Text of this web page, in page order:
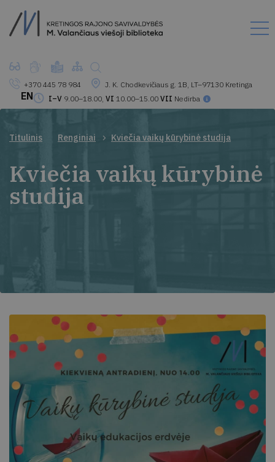
+370 445 78 984
J. K. Chodkevičiaus g. 1B, LT–97130 Kretinga
I–V 9.00–18.00, VI 10.00–15.00 VII Nedirba
EN
Titulinis Renginiai Kviečia vaikų kūrybinė studija
Kviečia vaikų kūrybinė
studija